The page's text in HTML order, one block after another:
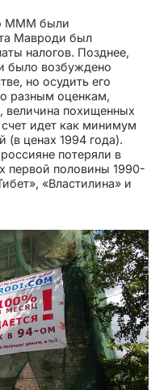
МММ были
Мавроди был
налогов. Позднее,
было возбуждено
но осудить его
разным оценкам,
величина похищенных
счет идет как минимум
(в ценах 1994 года).
потеряли в
первой половины 1990-
«Властилина» и